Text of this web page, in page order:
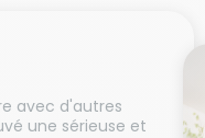
avec d'autres
une sérieuse et